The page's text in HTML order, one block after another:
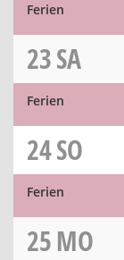
Ferien
23SA
Ferien
24SO
Ferien
25MO